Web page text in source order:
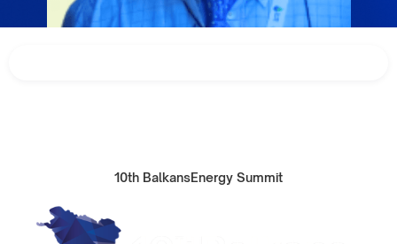
10th BalkansEnergy Summit